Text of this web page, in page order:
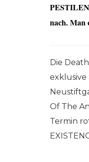
nach. Man
Die
exklusive
Of The
Termin